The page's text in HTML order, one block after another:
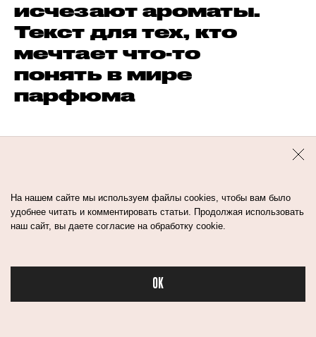
Бьюти в спорте
исчезают ароматы.
Текст для тех, кто
мечтает что-то
понять в мире
парфюма
На нашем сайте мы используем файлы cookies, чтобы вам было
удобнее читать и комментировать статьи. Продолжая использовать
наш сайт, вы даете согласие на обработку cookie.
OK